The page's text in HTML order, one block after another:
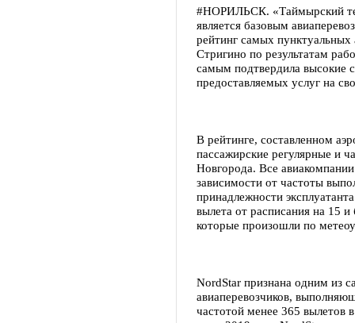
#НОРИЛЬСК. «Таймырский
является базовым
рейтинг самых пунктуальных
Стригино по результатам
самым подтвердила высокие
предоставляемых услуг на
В рейтинге, составленном
пассажирские регулярные и
Новгорода. Все
зависимости от частоты
принадлежности
вылета от расписания на 15
которые произошли по
NordStar признана одним из
авиаперевозчиков,
частотой менее 365 вылетов